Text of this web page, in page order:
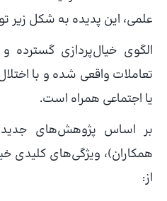
علمی، این پدیده به شکل
الگوی خیال‌پردازی گسترده
تعاملات واقعی شده و با
یا اجتماعی همراه است.
همکاران)، ویژگی‌های کلیدی
از: